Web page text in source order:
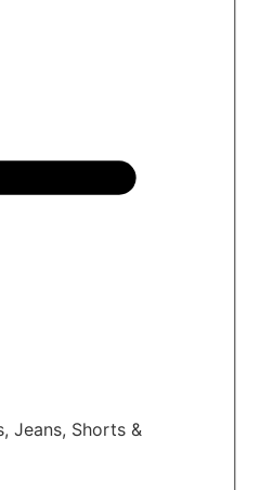
Jeans, Shorts &